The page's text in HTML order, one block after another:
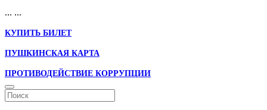
... ...
КУПИТЬ БИЛЕТ
ПУШКИНСКАЯ КАРТА
ПРОТИВОДЕЙСТВИЕ КОРРУПЦИИ